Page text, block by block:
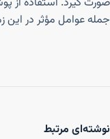
جمله عوامل مؤثر در این
نوشته‌ای مرتبط